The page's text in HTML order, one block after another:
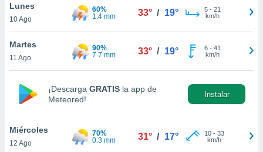
de
aceptar
de
Lunes
10 Ago
60%
1.4 mm
33° / 19° 5- 21
km/h
Martes
11 Ago
90%
7.7 mm
33° / 19° 6- 41
km/h
¡Descarga GRATIS la app de
Meteored!
Instalar
Miércoles
12 Ago
70%
0.3 mm
31° / 17° 10- 33
km/h